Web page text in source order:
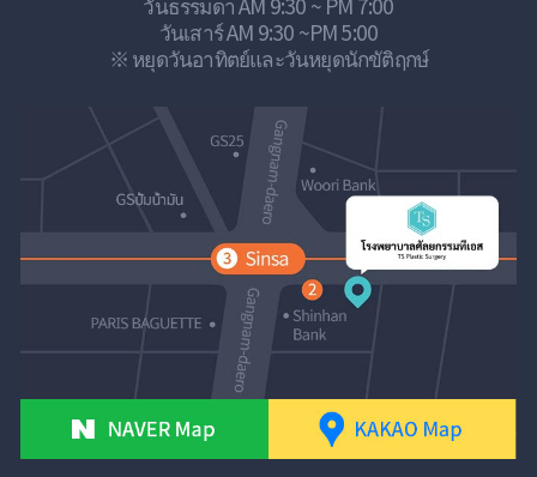
วันเสาร์ AM 9:30 ~PM 5:00
※ หยุดวันอาทิตย์และวันหยุดนักขัติฤกษ์